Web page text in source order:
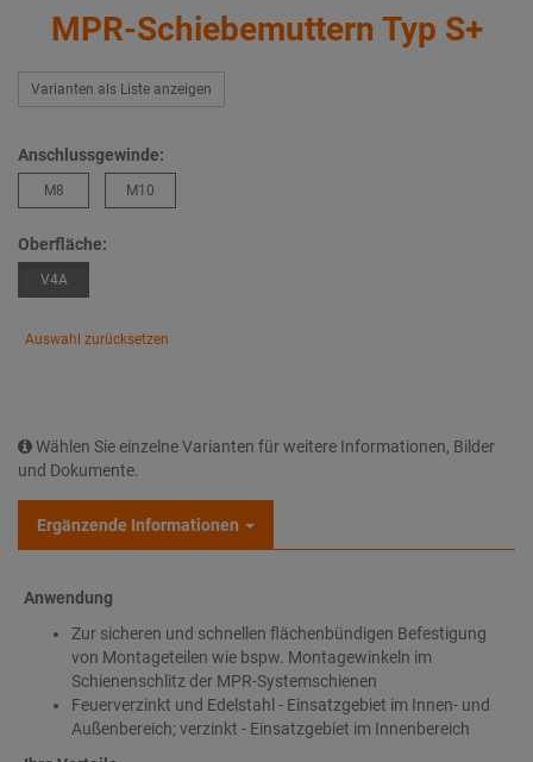
MPR-Schiebemuttern Typ S+
Varianten als Liste anzeigen
Anschlussgewinde:
M8 M10
Oberfläche:
V4A
Auswahl zurücksetzen
Wählen Sie einzelne Varianten für weitere Informationen, Bilder
und Dokumente.
Ergänzende Informationen
Anwendung
Zur sicheren und schnellen flächenbündigen Befestigung
von Montageteilen wie bspw. Montagewinkeln im
Schienenschlitz der MPR-Systemschienen
Feuerverzinkt und Edelstahl - Einsatzgebiet im Innen- und
Außenbereich; verzinkt - Einsatzgebiet im Innenbereich